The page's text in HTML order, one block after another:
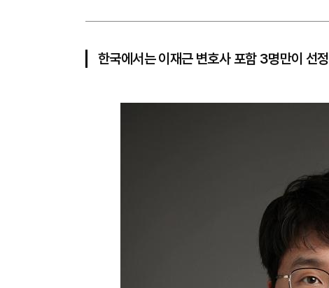
한국에서는 이재근 변호사 포함 3명만이 선정